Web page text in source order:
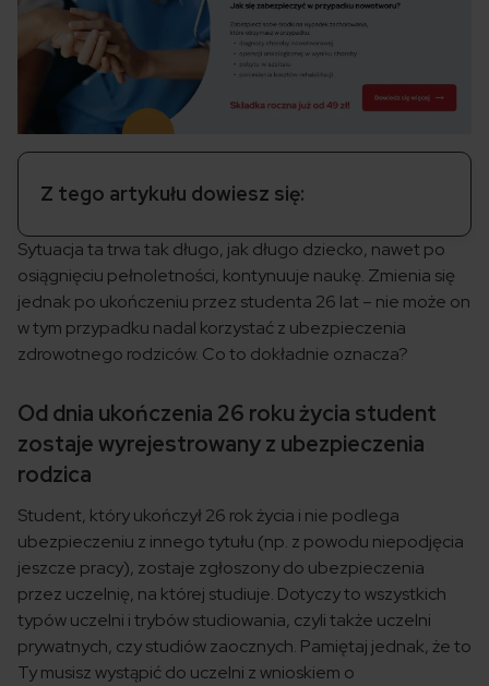
Z tego artykułu dowiesz się:
Sytuacja ta trwa tak długo, jak długo dziecko, nawet po
osiągnięciu pełnoletności, kontynuuje naukę. Zmienia się
jednak po ukończeniu przez studenta 26 lat – nie może on
w tym przypadku nadal korzystać z ubezpieczenia
zdrowotnego rodziców. Co to dokładnie oznacza?
Od dnia ukończenia 26 roku życia student
zostaje wyrejestrowany z ubezpieczenia
rodzica
Student, który ukończył 26 rok życia i nie podlega
ubezpieczeniu z innego tytułu (np. z powodu niepodjęcia
jeszcze pracy), zostaje zgłoszony do ubezpieczenia
przez uczelnię, na której studiuje. Dotyczy to wszystkich
typów uczelni i trybów studiowania, czyli także uczelni
prywatnych, czy studiów zaocznych. Pamiętaj jednak, że to
Ty musisz wystąpić do uczelni z wnioskiem o